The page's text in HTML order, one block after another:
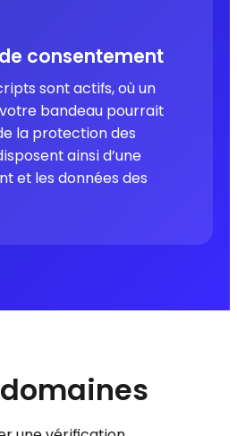
consentement
sont actifs, où un
bandeau pourrait
la protection des
ainsi d’une
et les données des